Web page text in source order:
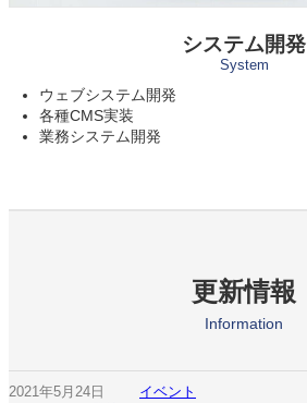
システム開発
System
ウェブシステム開発
各種CMS実装
業務システム開発
更新情報
Information
2021年5月24日
イベント